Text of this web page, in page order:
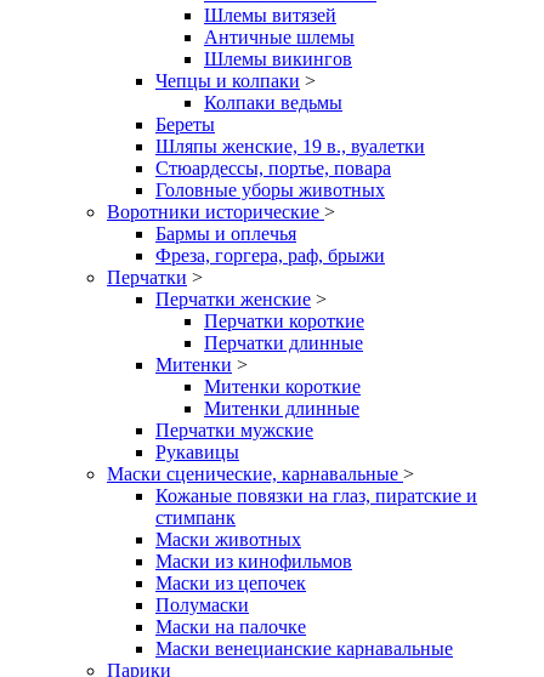
Шлемы витязей
Античные шлемы
Шлемы викингов
Чепцы и колпаки >
Колпаки ведьмы
Береты
Шляпы женские, 19 в., вуалетки
Стюардессы, портье, повара
Головные уборы животных
Воротники исторические >
Бармы и оплечья
Фреза, горгера, раф, брыжи
Перчатки >
Перчатки женские >
Перчатки короткие
Перчатки длинные
Митенки >
Митенки короткие
Митенки длинные
Перчатки мужские
Рукавицы
Маски сценические, карнавальные >
Кожаные повязки на глаз, пиратские и
стимпанк
Маски животных
Маски из кинофильмов
Маски из цепочек
Полумаски
Маски на палочке
Маски венецианские карнавальные
Парики